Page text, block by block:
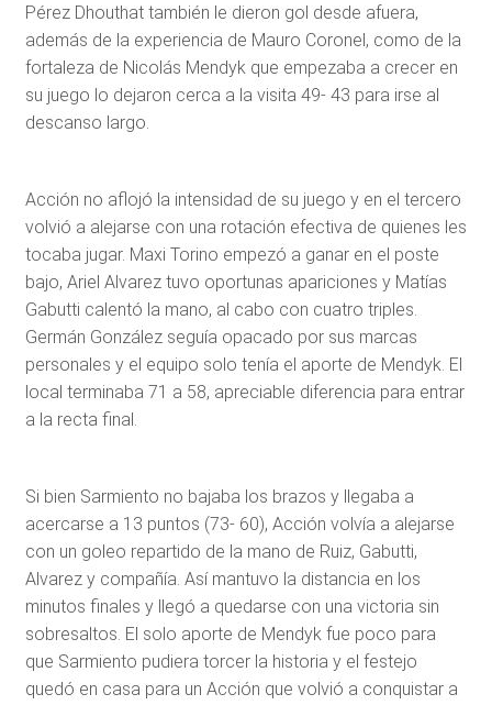
Pérez Dhouthat también le dieron gol desde afuera,
además de la experiencia de Mauro Coronel, como de la
fortaleza de Nicolás Mendyk que empezaba a crecer en
su juego lo dejaron cerca a la visita 49- 43 para irse al
descanso largo.
Acción no aflojó la intensidad de su juego y en el tercero
volvió a alejarse con una rotación efectiva de quienes les
tocaba jugar. Maxi Torino empezó a ganar en el poste
bajo, Ariel Alvarez tuvo oportunas apariciones y Matías
Gabutti calentó la mano, al cabo con cuatro triples.
Germán González seguía opacado por sus marcas
personales y el equipo solo tenía el aporte de Mendyk. El
local terminaba 71 a 58, apreciable diferencia para entrar
a la recta final.
Si bien Sarmiento no bajaba los brazos y llegaba a
acercarse a 13 puntos (73- 60), Acción volvía a alejarse
con un goleo repartido de la mano de Ruiz, Gabutti,
Alvarez y compañía. Así mantuvo la distancia en los
minutos finales y llegó a quedarse con una victoria sin
sobresaltos. El solo aporte de Mendyk fue poco para
que Sarmiento pudiera torcer la historia y el festejo
quedó en casa para un Acción que volvió a conquistar a